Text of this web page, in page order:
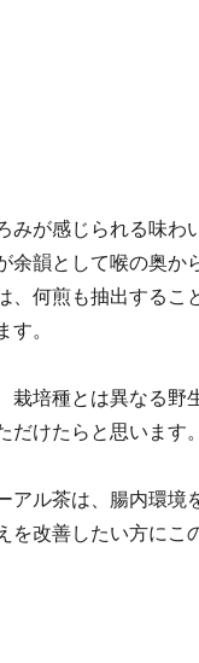
みが感じられる味わ
余韻として喉の奥か
何煎も抽出するこ
す。
栽培種とは異なる野
けたらと思います。
アル茶は、腸内環境
改善したい方にこ